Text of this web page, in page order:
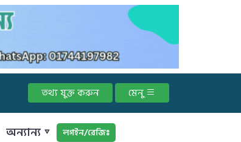
তথ্য যুক্ত করুন মেনু
অন্যান্য ▿ লগইন/রেজিঃ